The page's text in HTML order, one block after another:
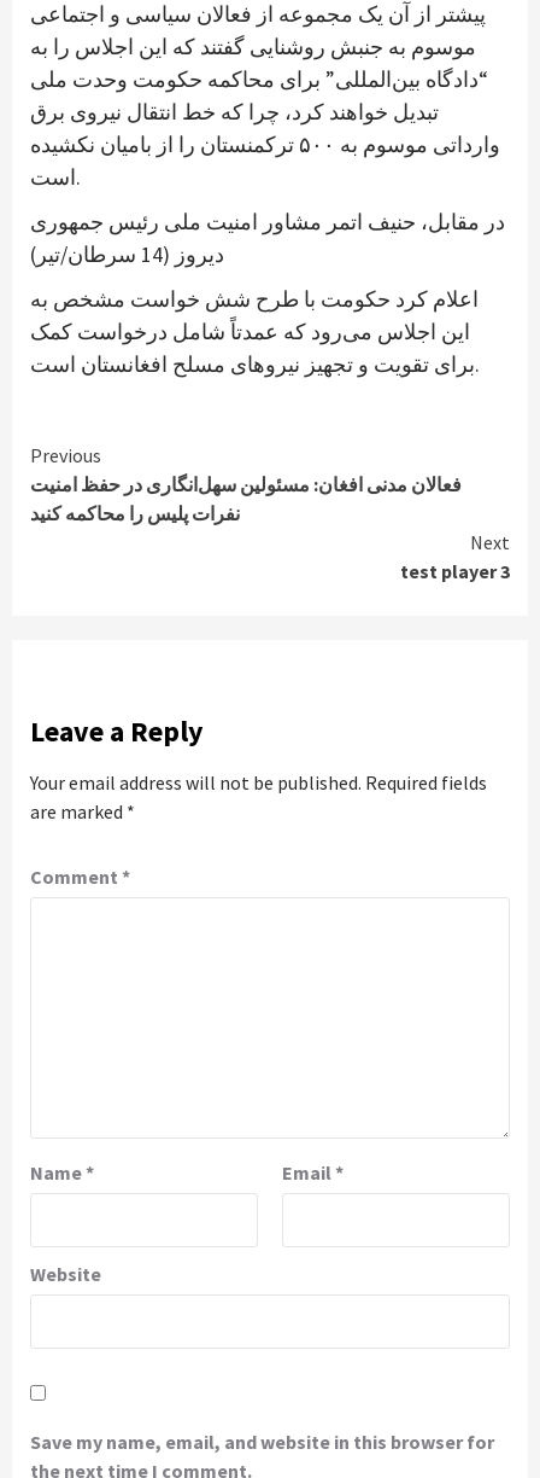
پیشتر از آن یک مجموعه از فعالان سیاسی و اجتماعی
موسوم به جنبش روشنایی گفتند که این اجلاس را به
“دادگاه بین‌المللی” برای محاکمه حکومت وحدت ملی
تبدیل خواهند کرد، چرا که خط انتقال نیروی برق
وارداتی موسوم به ۵۰۰ ترکمنستان را از بامیان نکشیده
است.
در مقابل، حنیف اتمر مشاور امنیت ملی رئیس جمهوری
دیروز (14 سرطان/تیر)
اعلام کرد حکومت با طرح شش خواست مشخص به
این اجلاس می‌رود که عمدتاً شامل درخواست کمک
برای تقویت و تجهیز نیروهای مسلح افغانستان است.
Continue
Reading
Previous
فعالان مدنی افغان: مسئولین سهل‌انگاری در حفظ امنیت
نفرات پلیس را محاکمه کنید
Next
test player 3
Leave a Reply
Your email address will not be published. Required fields
are marked *
Comment *
Name* Email*
Website
Save my name, email, and website in this browser for
the next time I comment.